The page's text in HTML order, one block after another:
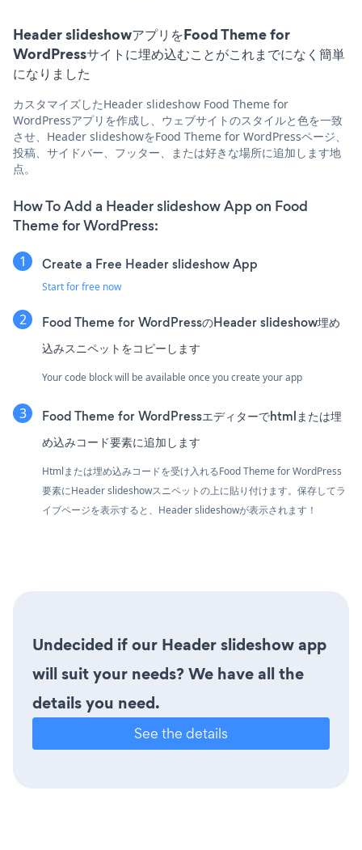
Header slideshowアプリをFood Theme for
WordPressサイトに埋め込むことがこれまでになく簡単
になりました
カスタマイズしたHeader slideshow Food Theme for
WordPressアプリを作成し、ウェブサイトのスタイルと色を一致
させ、Header slideshowをFood Theme for WordPressページ、
投稿、サイドバー、フッター、または好きな場所に追加します地
点。
How To Add a Header slideshow App on Food
Theme for WordPress:
Create a Free Header slideshow App
Start for free now
Food Theme for WordPressのHeader slideshow埋め
込みスニペットをコピーします
Your code block will be available once you create your app
Food Theme for WordPressエディターでhtmlまたは埋
め込みコード要素に追加します
Htmlまたは埋め込みコードを受け入れるFood Theme for WordPress
要素にHeader slideshowスニペットの上に貼り付けます。保存してラ
イブページを表示すると、Header slideshowが表示されます！
Undecided if our Header slideshow app
will suit your needs? We have all the
details you need.
See the details